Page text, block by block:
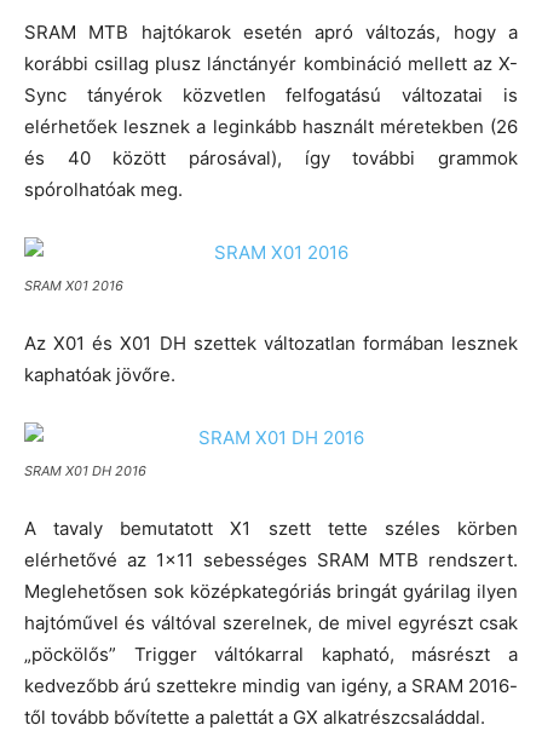
SRAM MTB hajtókarok esetén apró változás, hogy a
korábbi csillag plusz lánctányér kombináció mellett az X-
Sync tányérok közvetlen felfogatású változatai is
elérhetőek lesznek a leginkább használt méretekben (26
és 40 között párosával), így további grammok
spórolhatóak meg.
SRAM X01 2016
Az X01 és X01 DH szettek változatlan formában lesznek
kaphatóak jövőre.
SRAM X01 DH 2016
A tavaly bemutatott X1 szett tette széles körben
elérhetővé az 1×11 sebességes SRAM MTB rendszert.
Meglehetősen sok középkategóriás bringát gyárilag ilyen
hajtóművel és váltóval szerelnek, de mivel egyrészt csak
„pöckölős” Trigger váltókarral kapható, másrészt a
kedvezőbb árú szettekre mindig van igény, a SRAM 2016-
től tovább bővítette a palettát a GX alkatrészcsaláddal.